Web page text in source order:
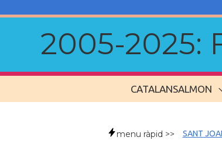
2005-2025:
CATALANSALMON
menu ràpid >> SANT